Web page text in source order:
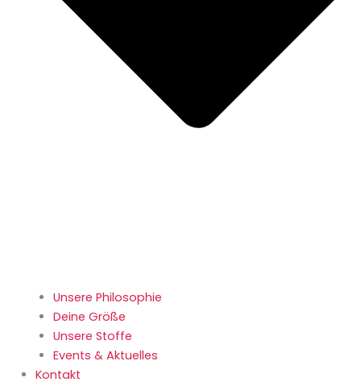
Unsere Philosophie
Deine Größe
Unsere Stoffe
Events & Aktuelles
Kontakt